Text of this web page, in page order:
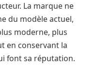
La marque ne
du modèle actuel,
moderne, plus
en conservant la
font sa réputation.